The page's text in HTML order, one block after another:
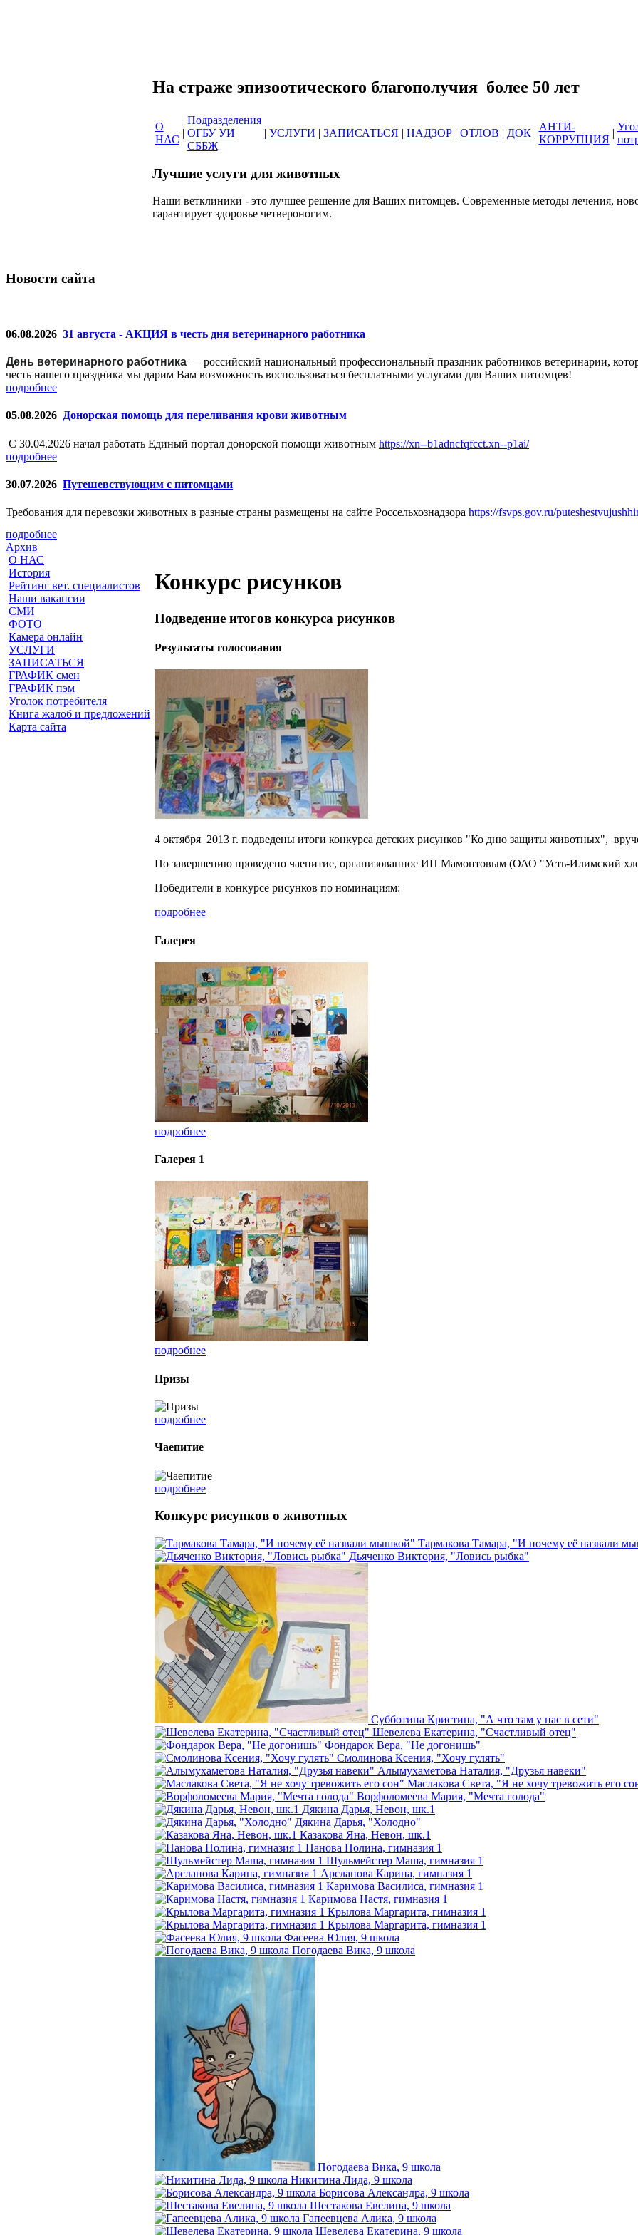
На страже эпизоотического благополучия
О
НАС
|
Подразделения
ОГБУ УИ
СББЖ
| УСЛУГИ | ЗАПИСАТЬСЯ | НАДЗОР | ОТЛОВ | ДОК |
АНТИ-
КОРРУПЦИЯ
|
Лучшие услуги для животных
Наши ветклиники - это лучшее решение для Ваших питомцев. Современные методы лечения,
гарантирует здоровье четвероногим.
Новости сайта
06.08.2026 31 августа - АКЦИЯ в честь дня ветеринарного работника
День ветеринарного работника — российский национальный профессиональный праздник работников ветеринарии,
честь нашего праздника мы дарим Вам возможность воспользоваться бесплатными услугами для Ваших питомцев!
подробнее
05.08.2026 Донорская помощь для переливания крови животным
С 30.04.2026 начал работать Единый портал донорской помощи животным https://xn--b1adncfqfcct.xn--p1ai/
подробнее
30.07.2026 Путешевствующим с питомцами
Требования для перевозки животных в разные страны размещены на сайте Россельхознадзора https://fsvps.gov.ru/
подробнее
Архив
О НАС
История
Рейтинг вет. специалистов
Наши вакансии
СМИ
ФОТО
Камера онлайн
УСЛУГИ
ЗАПИСАТЬСЯ
ГРАФИК смен
ГРАФИК пэм
Уголок потребителя
Книга жалоб и предложений
Карта сайта
Конкурс рисунков
Подведение итогов конкурса рисунков
Результаты голосования
4 октября 2013 г. подведены итоги конкурса детских рисунков "Ко дню защиты животных",
По завершению проведено чаепитие, организованное ИП Мамонтовым (ОАО "Усть-Илимский
Победители в конкурсе рисунков по номинациям:
подробнее
Галерея
подробнее
Галерея 1
подробнее
Призы
подробнее
Чаепитие
подробнее
Конкурс рисунков о животных
Тармакова Тамара, "И почему её назвали
Дьяченко Виктория, "Ловись рыбка"
Субботина Кристина, "А что там у нас в сети"
Шевелева Екатерина, "Счастливый отец"
Фондарок Вера, "Не догонишь"
Смолинова Ксения, "Хочу гулять"
Алымухаметова Наталия, "Друзья навеки"
Маслакова Света, "Я не хочу тревожить его
Ворфоломеева Мария, "Мечта голода"
Дякина Дарья, Невон, шк.1
Дякина Дарья, "Холодно"
Казакова Яна, Невон, шк.1
Панова Полина, гимназия 1
Шульмейстер Маша, гимназия 1
Арсланова Карина, гимназия 1
Каримова Василиса, гимназия 1
Каримова Настя, гимназия 1
Крылова Маргарита, гимназия 1
Крылова Маргарита, гимназия 1
Фасеева Юлия, 9 школа
Погодаева Вика, 9 школа
Погодаева Вика, 9 школа
Никитина Лида, 9 школа
Борисова Александра, 9 школа
Шестакова Евелина, 9 школа
Гапеевцева Алика, 9 школа
Шевелева Екатерина, 9 школа